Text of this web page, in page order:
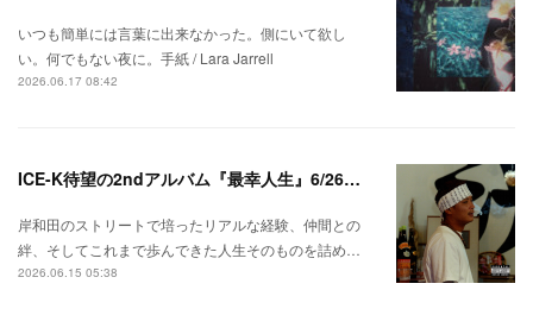
いつも簡単には言葉に出来なかった。側にいて欲し
い。何でもない夜に。手紙 / Lara Jarrell
2026.06.17 08:42
ICE-K待望の2ndアルバム『最幸人生』6/26リリース！
岸和田のストリートで培ったリアルな経験、仲間との
絆、そしてこれまで歩んできた人生そのものを詰め…
2026.06.15 05:38